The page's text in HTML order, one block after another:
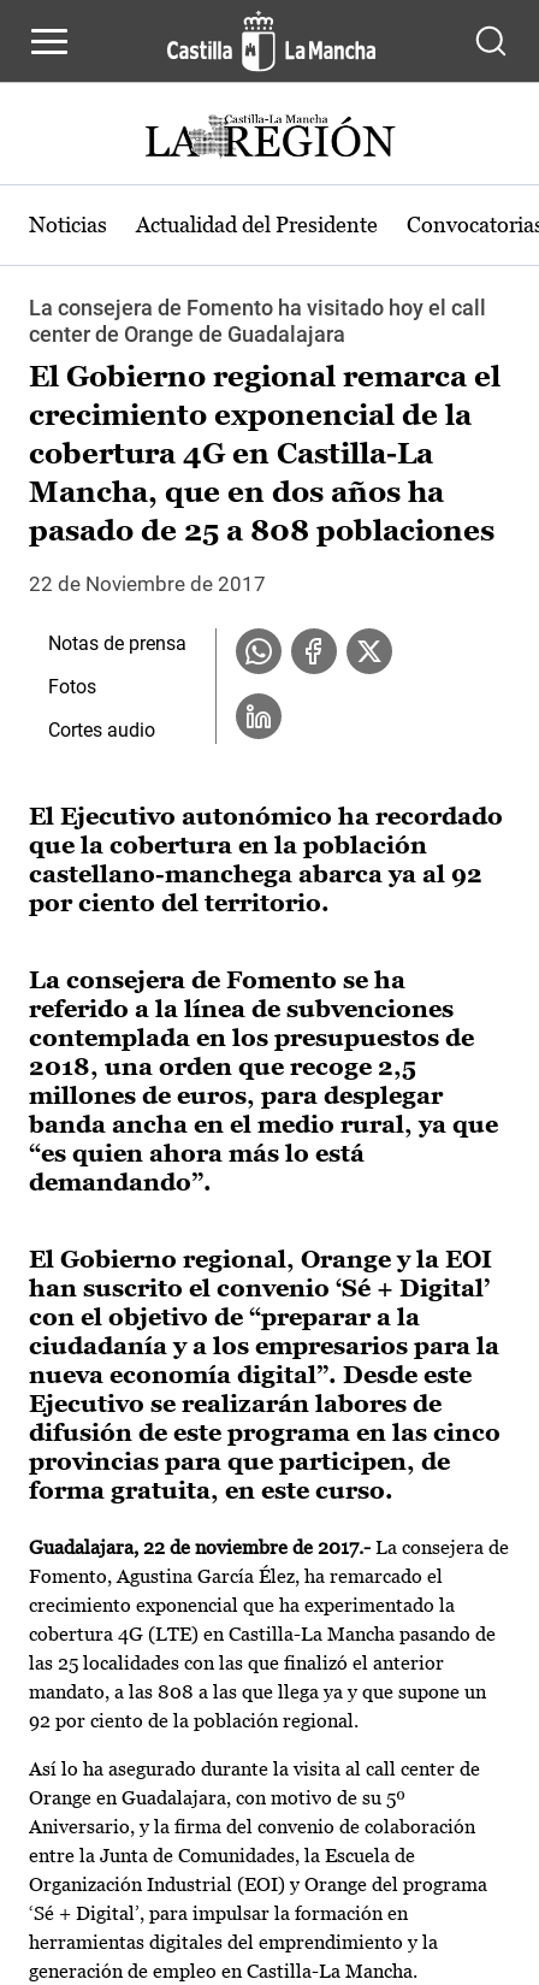
Noticias Actualidad del Presidente
La consejera de Fomento ha visitado hoy el call
center de Orange de Guadalajara
El Gobierno regional remarca el
crecimiento exponencial de la
cobertura 4G en Castilla-La
Mancha, que en dos años ha
pasado de 25 a 808 poblaciones
22 de Noviembre de 2017
El Ejecutivo autonómico ha recordado
que la cobertura en la población
castellano-manchega abarca ya al 92
por ciento del territorio.
La consejera de Fomento se ha
referido a la línea de subvenciones
contemplada en los presupuestos de
2018, una orden que recoge 2,5
millones de euros, para desplegar
banda ancha en el medio rural, ya que
“es quien ahora más lo está
demandando”.
El Gobierno regional, Orange y la EOI
han suscrito el convenio ‘Sé + Digital’
con el objetivo de “preparar a la
ciudadanía y a los empresarios para la
nueva economía digital”. Desde este
Ejecutivo se realizarán labores de
difusión de este programa en las cinco
provincias para que participen, de
forma gratuita, en este curso.
Guadalajara, 22 de noviembre de 2017.- La consejera de
Fomento, Agustina García Élez, ha remarcado el
crecimiento exponencial que ha experimentado la
cobertura 4G (LTE) en Castilla-La Mancha pasando de
las 25 localidades con las que finalizó el anterior
mandato, a las 808 a las que llega ya y que supone un
92 por ciento de la población regional.
Así lo ha asegurado durante la visita al call center de
Orange en Guadalajara, con motivo de su 5º
Aniversario, y la firma del convenio de colaboración
entre la Junta de Comunidades, la Escuela de
Organización Industrial (EOI) y Orange del programa
‘Sé + Digital’, para impulsar la formación en
herramientas digitales del emprendimiento y la
generación de empleo en Castilla-La Mancha.
Notas de prensa
Fotos
Cortes audio